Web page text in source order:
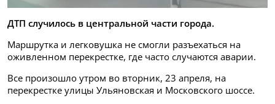
ДТП случилось в центральной части города.
Маршрутка и легковушка не смогли разъехаться на
оживленном перекрестке, где часто случаются аварии.
Все произошло утром во вторник, 23 апреля, на
перекрестке улицы Ульяновская и Московского шоссе.